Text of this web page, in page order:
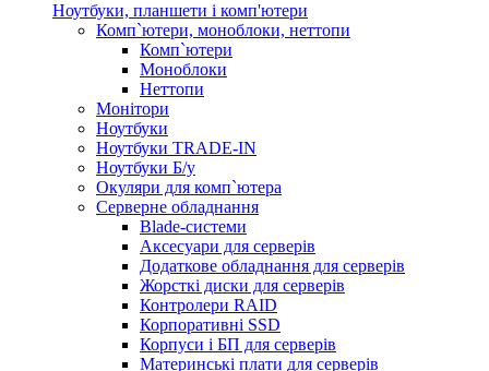
Ноутбуки, планшети і комп'ютери
Комп`ютери, моноблоки, неттопи
Комп`ютери
Моноблоки
Неттопи
Монітори
Ноутбуки
Ноутбуки TRADE-IN
Ноутбуки Б/у
Окуляри для комп`ютера
Серверне обладнання
Blade-системи
Аксесуари для серверів
Додаткове обладнання для серверів
Жорсткі диски для серверів
Контролери RAID
Корпоративні SSD
Корпуси і БП для серверів
Материнські плати для серверів